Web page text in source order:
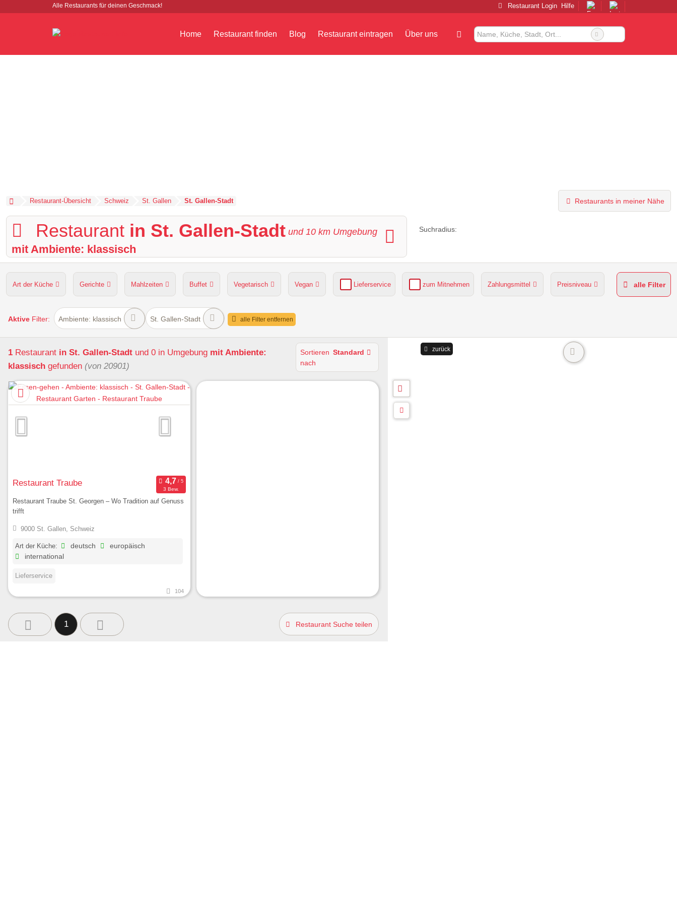
Alle Restaurants für deinen Geschmack! Restaurant Login Hilfe
Home Restaurant finden Blog Restaurant eintragen Über uns
Restaurant-Übersicht Schweiz St. Gallen St. Gallen-Stadt Restaurants in meiner Nähe
Restaurant in St. Gallen-Stadt und 10 km Umgebung
mit Ambiente: klassisch
Suchradius:
Art der Küche Gerichte Mahlzeiten Buffet Vegetarisch Vegan Lieferservice zum Mitnehmen Zahlungsmittel Preisniveau
Hunde erlaubt Kapazität Sitzplätze im Freien grüner Gastgarten
alle Filter
Aktive Filter: Ambiente: klassisch St. Gallen-Stadt alle Filter entfernen
1 Restaurant in St. Gallen-Stadt und 0 in Umgebung mit Ambiente:
klassisch gefunden (von 20901)
Sortieren
nach
Standard
Restaurant Traube
3 Bew.
Restaurant Traube St. Georgen – Wo Tradition auf Genuss
trifft
9000 St. Gallen, Schweiz
Art der Küche: deutsch
europäisch
international
Lieferservice
104
1 Restaurant Suche teilen
zurück